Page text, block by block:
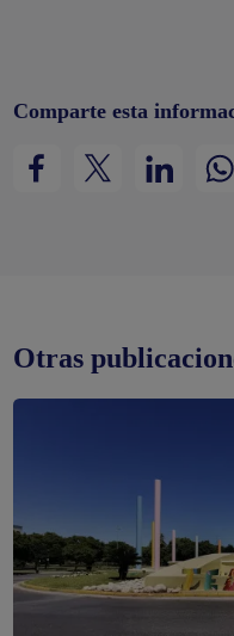
Comparte esta
Otras